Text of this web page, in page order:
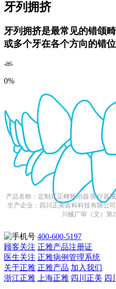
牙列拥挤
牙列拥挤是最常见的错颌
或多个牙在各个方向的错位
0%
产品名称：定制式正畸矫治器 医疗器
生产企业：四川正美齿科科技有限公
川械广审（文）第
400-600-5197
顾客关注 正雅产品注册证
医生关注 正雅病例管理系统
关于正雅 正雅产品 加入我们
浙江正雅
上海正雅 四川正美 四